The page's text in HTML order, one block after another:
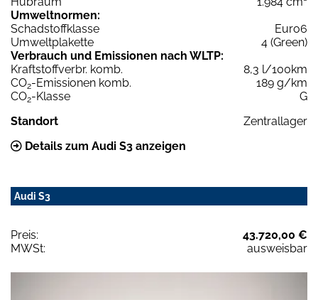
Umweltnormen:
Schadstoffklasse
Euro6
Umweltplakette
4 (Green)
Verbrauch und Emissionen nach WLTP:
Kraftstoffverbr. komb.
8,3 l/100km
CO2-Emissionen komb.
189 g/km
CO2-Klasse
G
Standort
Zentrallager
Details zum Audi S3 anzeigen
Audi S3
Preis:
43.720,00 €
MWSt:
ausweisbar